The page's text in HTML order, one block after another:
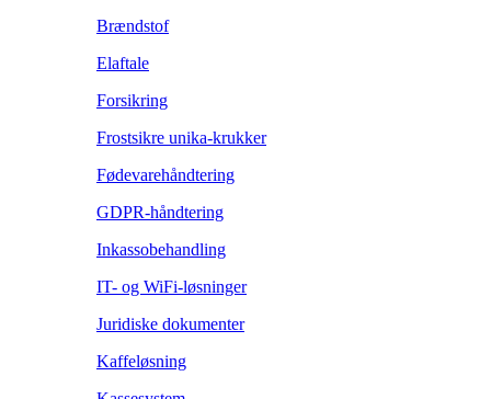
Brændstof
Elaftale
Forsikring
Frostsikre unika-krukker
Fødevarehåndtering
GDPR-håndtering
Inkassobehandling
IT- og WiFi-løsninger
Juridiske dokumenter
Kaffeløsning